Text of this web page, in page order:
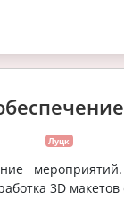
Луцк
3D